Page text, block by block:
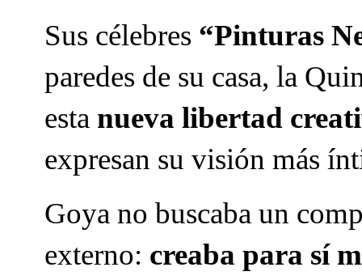
Sus célebres “Pinturas
paredes de su casa, la
esta nueva libertad
expresan su visión más
Goya no buscaba un
externo: creaba para sí